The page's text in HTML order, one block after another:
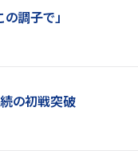
調子で」
の初戦突破